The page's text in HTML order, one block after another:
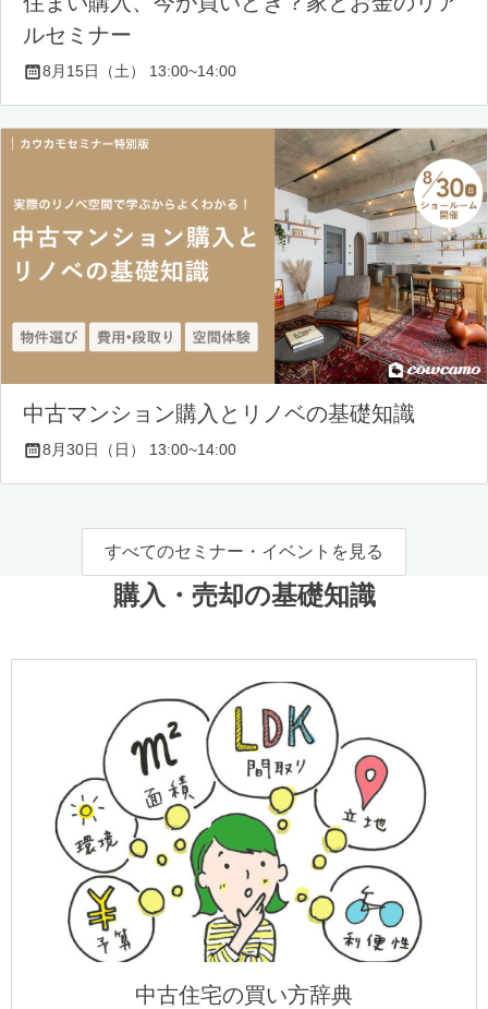
ルセミナー
8月15日（土） 13:00~14:00
中古マンション購入とリノベの基礎知識
8月30日（日） 13:00~14:00
すべてのセミナー・イベントを見る
購入・売却の基礎知識
中古住宅の買い方辞典